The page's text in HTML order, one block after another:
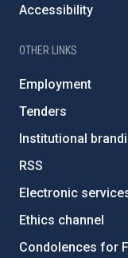
Accessibility
OTHER LINKS
Employment
Tenders
Institutional
RSS
Electronic
Ethics channel
Condolences for